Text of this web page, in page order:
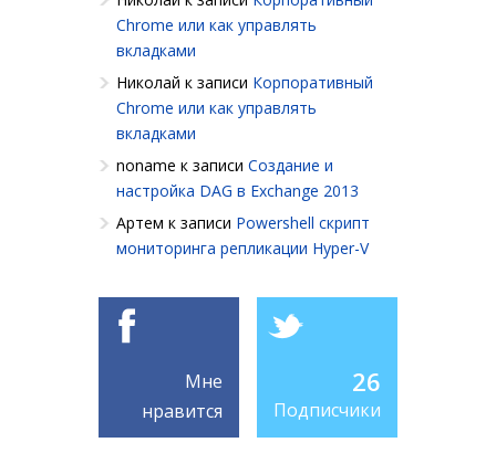
Chrome или как управлять
вкладками
Николай к записи Корпоративный
Chrome или как управлять
вкладками
noname к записи Создание и
настройка DAG в Exchange 2013
Артем к записи Powershell cкрипт
мониторинга репликации Hyper-V
Мне
нравится
26
Подписчики